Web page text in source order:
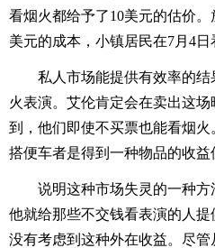
看烟火都给予了10美元的估价
美元的成本，小镇居民在7月4日
私人市场能提供有效率的
火表演。艾伦肯定会在卖出这
到，他们即使不买票也能看烟
搭便车者是得到一种物品的收益
说明这种市场失灵的一种
他就给那些不交钱看表演的人
没有考虑到这种外在收益。尽